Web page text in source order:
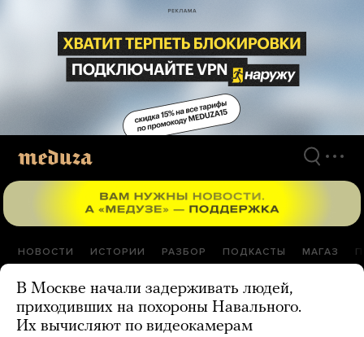
материалам
НОВОСТИ ИСТОРИИ РАЗБОР ПОДКАСТЫ МАГАЗ
В Москве начали задерживать людей,
приходивших на похороны Навального.
Их вычисляют по видеокамерам